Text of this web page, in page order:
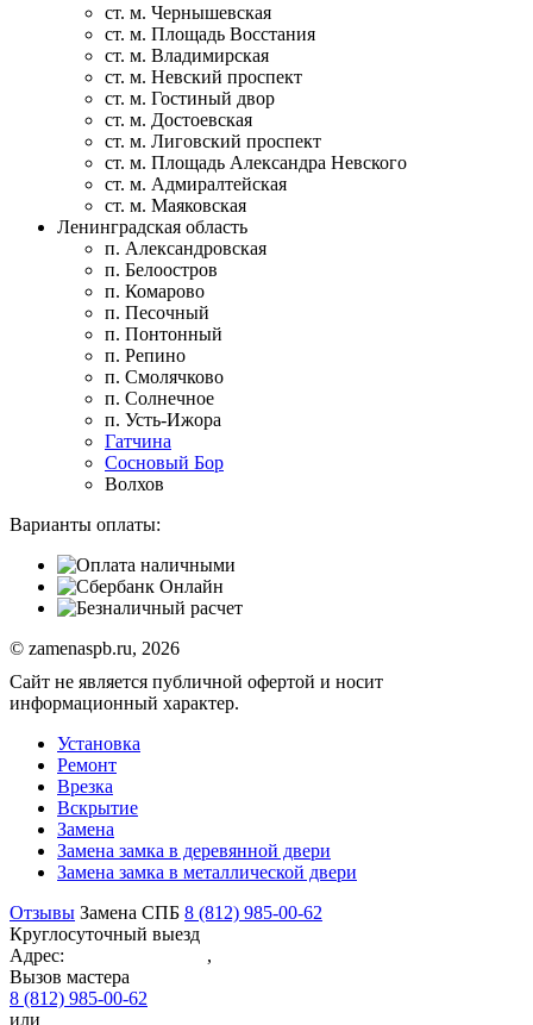
ст. м. Чернышевская
ст. м. Площадь Восстания
ст. м. Владимирская
ст. м. Невский проспект
ст. м. Гостиный двор
ст. м. Достоевская
ст. м. Лиговский проспект
ст. м. Площадь Александра Невского
ст. м. Адмиралтейская
ст. м. Маяковская
Ленинградская область
п. Александровская
п. Белоостров
п. Комарово
п. Песочный
п. Понтонный
п. Репино
п. Смолячково
п. Солнечное
п. Усть-Ижора
Гатчина
Сосновый Бор
Волхов
Варианты оплаты:
© zamenaspb.ru, 2026
Сайт не является публичной офертой и носит
информационный характер.
Установка
Ремонт
Врезка
Вскрытие
Замена
Замена замка в деревянной двери
Замена замка в металлической двери
Отзывы Замена СПБ 8 (812) 985-00-62
Круглосуточный выезд
Адрес:
,
Вызов мастера
8 (812) 985-00-62
или